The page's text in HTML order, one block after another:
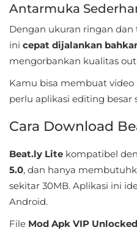
Food
Health
&
Fitness
House
&
Home
Libraries
Antarmuka
Dengan ukuran ringan
ini cepat dijalankan
mengorbankan kualitas
Kamu bisa membuat
perlu aplikasi editing besar
Cara Download
Beat.ly Lite kompatibel
5.0, dan hanya
sekitar 30MB. Aplikasi ini
Android.
File Mod Apk VIP Unlocked